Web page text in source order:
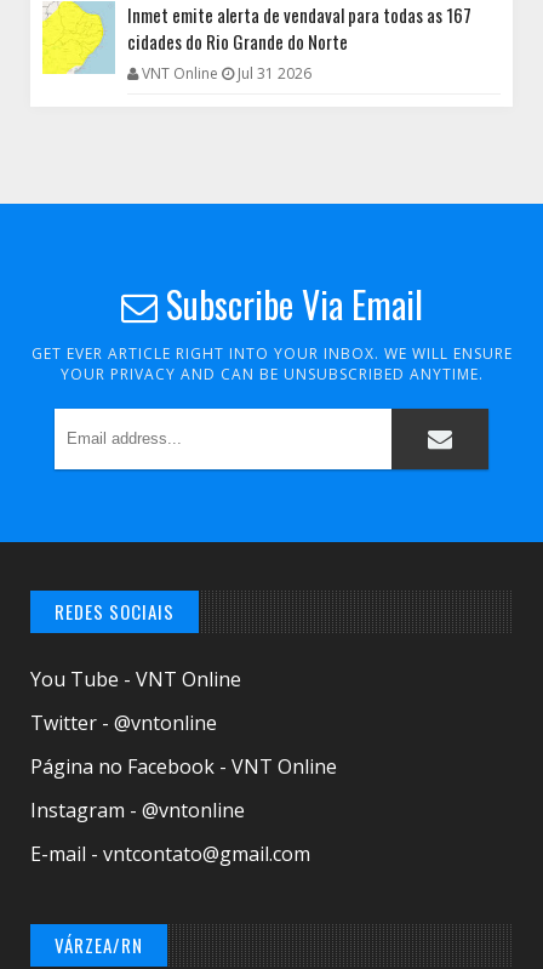
Inmet emite alerta de vendaval para todas as 167
cidades do Rio Grande do Norte
VNT Online Jul 31 2026
Subscribe Via Email
GET EVER ARTICLE RIGHT INTO YOUR INBOX. WE WILL ENSURE
YOUR PRIVACY AND CAN BE UNSUBSCRIBED ANYTIME.
REDES SOCIAIS
You Tube - VNT Online
Twitter - @vntonline
Página no Facebook - VNT Online
Instagram - @vntonline
E-mail - vntcontato@gmail.com
VÁRZEA/RN